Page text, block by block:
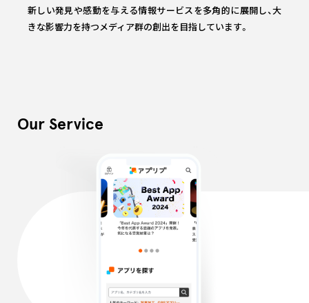
新しい発見や感動を与える情報サービスを多角的に展開し、大
きな影響力を持つメディア群の創出を目指しています。
Our Service